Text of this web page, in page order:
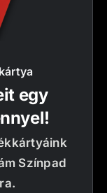
egy
Színpad